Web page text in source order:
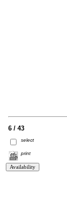
6 / 43
select
print